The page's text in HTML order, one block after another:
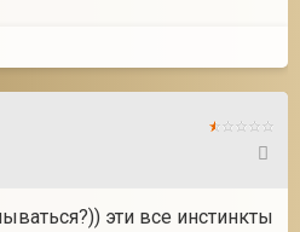
эти все инстинкты